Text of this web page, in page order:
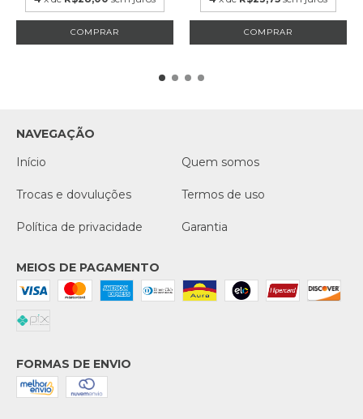
NAVEGAÇÃO
Início
Quem somos
Trocas e dovuluções Termos de uso
Política de privacidade Garantia
MEIOS DE PAGAMENTO
FORMAS DE ENVIO